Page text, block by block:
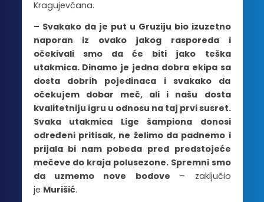
Kragujevčana.
– Svakako da je put u Gruziju bio izuzetno
naporan iz ovako jakog rasporeda i
očekivali smo da će biti jako teška
utakmica. Dinamo je jedna dobra ekipa sa
dosta dobrih pojedinaca i svakako da
očekujem dobar meč, ali i našu dosta
kvalitetniju igru u odnosu na taj prvi susret.
Svaka utakmica Lige šampiona donosi
određeni pritisak, ne želimo da padnemo i
prijala bi nam pobeda pred predstojeće
mečeve do kraja polusezone. Spremni smo
da uzmemo nove bodove – zaključio
je Murišić.